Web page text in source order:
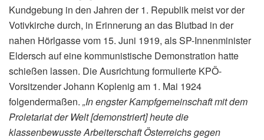
Kundgebung in den Jahren der 1. Republik meist vor der
Votivkirche durch, in Erinnerung an das Blutbad in der
nahen Hörlgasse vom 15. Juni 1919, als SP-Innenminister
Eldersch auf eine kommunistische Demonstration hatte
schießen lassen. Die Ausrichtung formulierte KPÖ-
Vorsitzender Johann Koplenig am 1. Mai 1924
folgendermaßen. „In engster Kampfgemeinschaft mit dem
Proletariat der Welt [demonstriert] heute die
klassenbewusste Arbeiterschaft Österreichs gegen